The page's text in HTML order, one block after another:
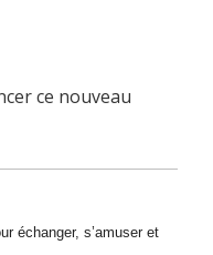
ce nouveau
échanger, s’amuser et